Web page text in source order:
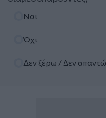
Ναι
Όχι
Δεν ξέρω / Δεν απαντώ